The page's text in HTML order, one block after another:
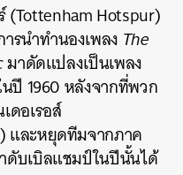
(Tottenham Hotspur)
รนำทำนองเพลง The
มาดัดแปลงเป็นเพลง
ปี 1960 หลังจากที่พวก
ดอเรอส์
) และหยุดทีมจากภาค
ดับเบิลแชมป์ในปีนั้นได้